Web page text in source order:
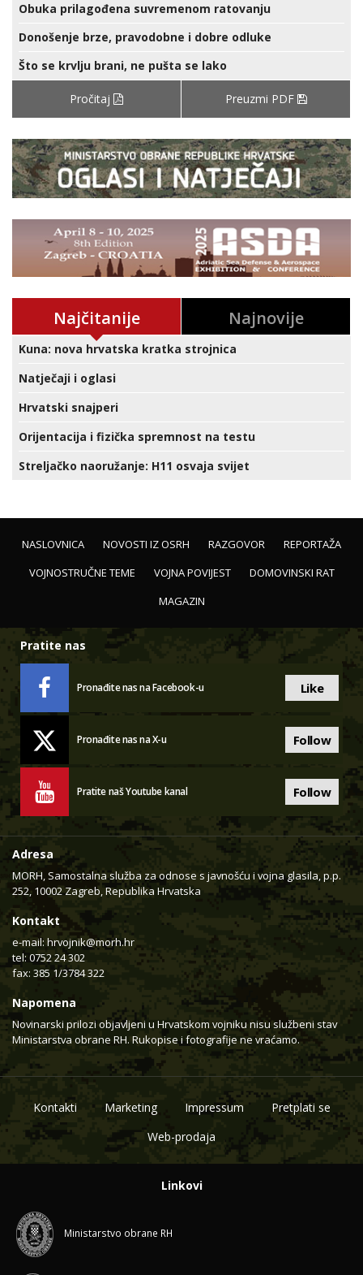
Obuka prilagođena suvremenom ratovanju
Donošenje brze, pravodobne i dobre odluke
Što se krvlju brani, ne pušta se lako
Pročitaj Preuzmi PDF
Najčitanije Najnovije
Kuna: nova hrvatska kratka strojnica
Natječaji i oglasi
Hrvatski snajperi
Orijentacija i fizička spremnost na testu
Streljačko naoružanje: H11 osvaja svijet
NASLOVNICA NOVOSTI IZ OSRH RAZGOVOR
REPORTAŽA
VOJNOSTRUČNE TEME
VOJNA POVIJEST
DOMOVINSKI RAT
MAGAZIN
Pratite nas
Pronađite nas na Facebook-u Like
Pronađite nas na X-u Follow
Pratite naš Youtube kanal Follow
Adresa
MORH, Samostalna služba za odnose s javnošću i vojna glasila, p.p.
252, 10002 Zagreb, Republika Hrvatska
Kontakt
e-mail: hrvojnik@morh.hr
tel: 0752 24 302
fax: 385 1/3784 322
Napomena
Novinarski prilozi objavljeni u Hrvatskom vojniku nisu službeni stav
Ministarstva obrane RH. Rukopise i fotografije ne vraćamo.
Kontakti Marketing Impressum
Pretplati se
Web-prodaja
Linkovi
Ministarstvo obrane RH